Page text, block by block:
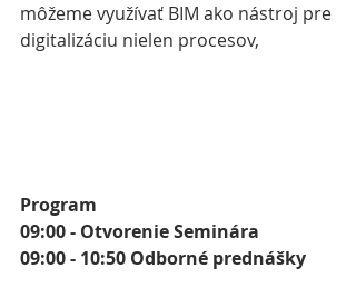
môžeme využívať BIM ako nástroj pre
digitalizáciu nielen procesov,
Program
09:00 - Otvorenie Seminára
09:00 - 10:50 Odborné prednášky